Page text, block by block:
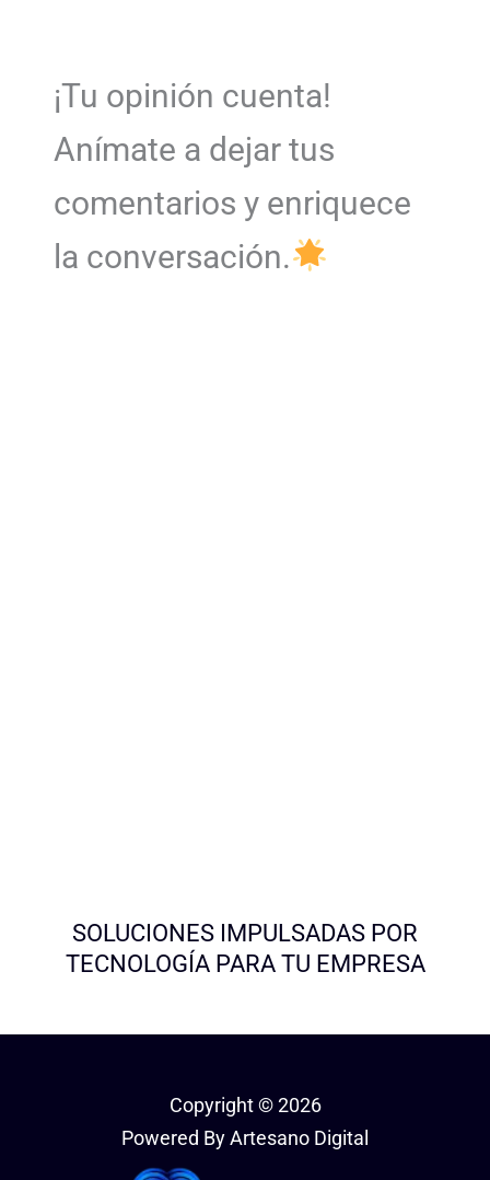
¡Tu opinión cuenta!
Anímate a dejar tus
comentarios y enriquece
la conversación.
SOLUCIONES IMPULSADAS POR
TECNOLOGÍA PARA TU EMPRESA
Copyright © 2026
Powered By Artesano Digital